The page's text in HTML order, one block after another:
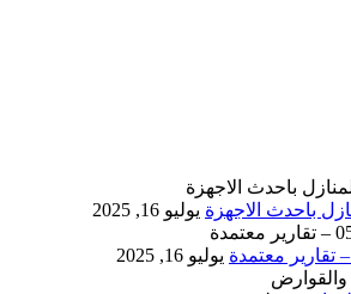
يوليو 16, 2025
يوليو 16, 2025